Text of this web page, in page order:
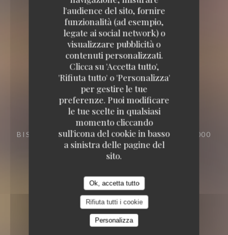
l'audience del sito, fornire
funzionalità (ad esempio,
legate ai social network) o
visualizzare pubblicità o
contenuti personalizzati.
Clicca su 'Accetta tutto',
'Rifiuta tutto' o 'Personalizza'
per gestire le tue
preferenze. Puoi modificare
le tue scelte in qualsiasi
momento cliccando
sull'icona del cookie in basso
a sinistra delle pagine del
sito.
Ok, accetta tutto
Rifiuta tutti i cookie
Personalizza
BISTRONOMIQUE
23 PL. DE CHAMBRE 57000
METZ